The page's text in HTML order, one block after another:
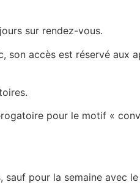
sur rendez-vous.
son accès est réservé
pour le motif «
sauf pour la semaine avec